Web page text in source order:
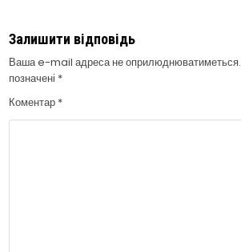
Залишити відповідь
Ваша e-mail адреса не оприлюднюватиметься.
позначені *
Коментар *